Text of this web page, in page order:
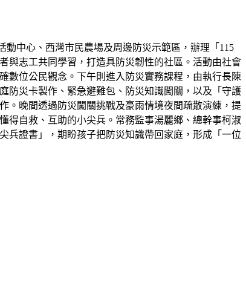
動中心、西灣市民農場及周邊防災示範區，辦理「115
與志工共同學習，打造具防災韌性的社區。活動由社會
數位公民觀念。下午則進入防災實務課程，由執行長陳
防災卡製作、緊急避難包、防災知識闖關，以及「守護
。晚間透過防災闖關挑戰及豪雨情境夜間疏散演練，提
得自救、互助的小尖兵。常務監事湯麗鄉、總幹事柯淑
兵證書」，期盼孩子把防災知識帶回家庭，形成「一位